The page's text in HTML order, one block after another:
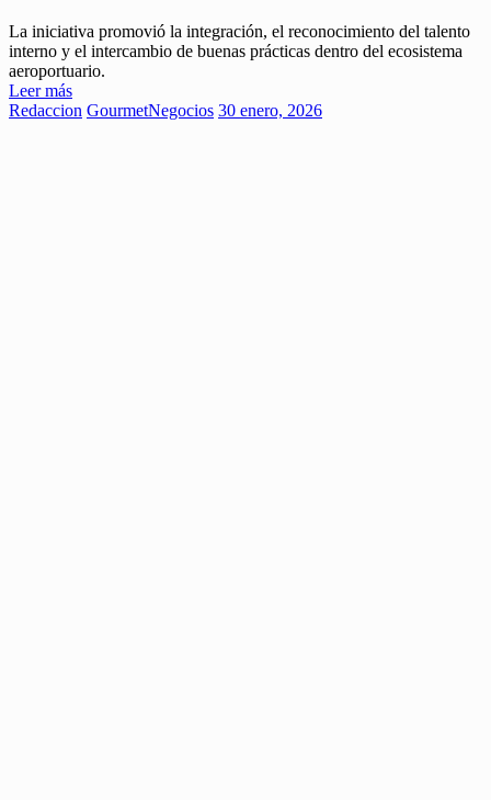
La iniciativa promovió la integración, el reconocimiento del talento
interno y el intercambio de buenas prácticas dentro del ecosistema
aeroportuario.
Leer más
Redaccion GourmetNegocios 30 enero, 2026